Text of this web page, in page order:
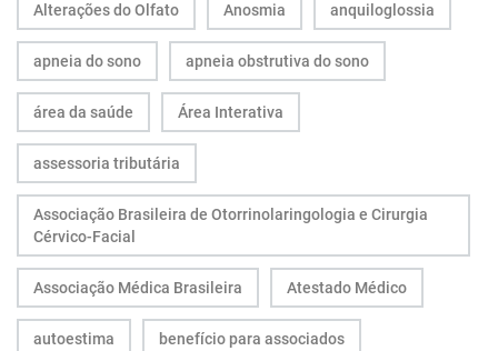
Alterações do Olfato Anosmia anquiloglossia
apneia do sono apneia obstrutiva do sono
área da saúde Área Interativa
assessoria tributária
Associação Brasileira de Otorrinolaringologia e Cirurgia
Cérvico-Facial
Associação Médica Brasileira Atestado Médico
autoestima benefício para associados